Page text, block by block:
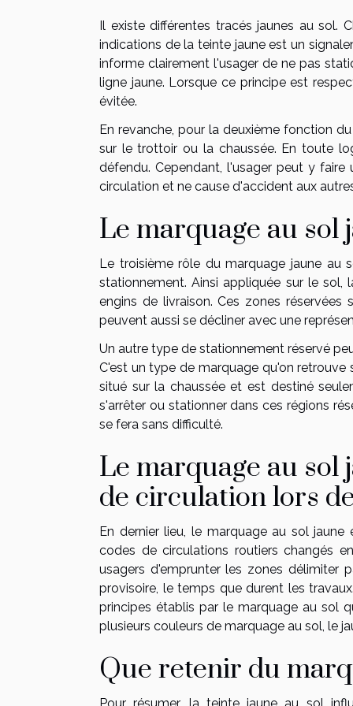
Il existe différentes tracés jaunes au sol.
indications de la teinte jaune est un
informe clairement l'usager de ne pas
ligne jaune. Lorsque ce principe est
évitée.
En revanche, pour la deuxième fonction
sur le trottoir ou la chaussée. En toute
défendu. Cependant, l'usager peut y
circulation et ne cause d'accident aux
Le marquage au sol
Le troisième rôle du marquage jaune au
stationnement. Ainsi appliquée sur le sol,
engins de livraison. Ces zones
peuvent aussi se décliner avec une
Un autre type de stationnement réservé
C'est un type de marquage qu'on retrouve
situé sur la chaussée et est destiné
s'arrêter ou stationner dans ces régions
se fera sans difficulté.
Le marquage au
de circulation lors
En dernier lieu, le marquage au sol
codes de circulations routiers changés
usagers d'emprunter les zones délimiter
provisoire, le temps que durent les
principes établis par le marquage au sol
plusieurs couleurs de marquage au sol, le
Que retenir du